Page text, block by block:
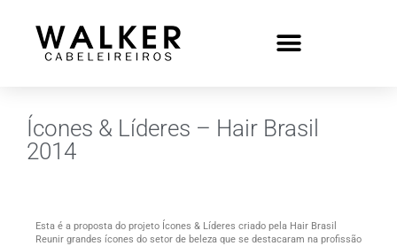
Ícones & Líderes – Hair Brasil
2014
Esta é a proposta do projeto Ícones & Líderes criado pela Hair Brasil
Reunir grandes ícones do setor de beleza que se destacaram na profissão